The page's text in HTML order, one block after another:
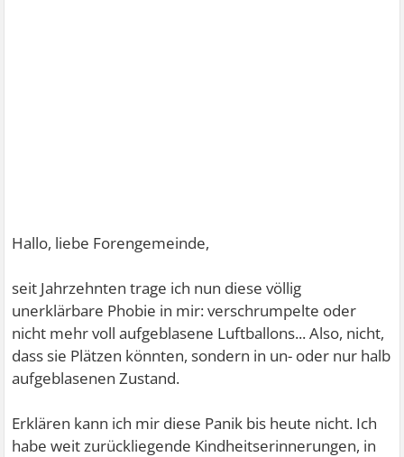
Hallo, liebe Forengemeinde,
seit Jahrzehnten trage ich nun diese völlig
unerklärbare Phobie in mir: verschrumpelte oder
nicht mehr voll aufgeblasene Luftballons... Also, nicht,
dass sie Plätzen könnten, sondern in un- oder nur halb
aufgeblasenen Zustand.
Erklären kann ich mir diese Panik bis heute nicht. Ich
habe weit zurückliegende Kindheitserinnerungen, in